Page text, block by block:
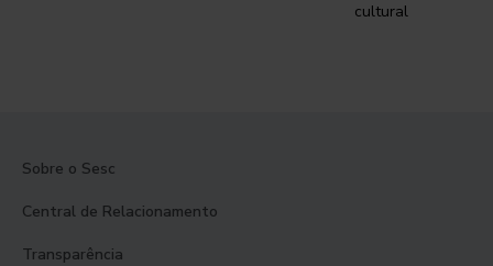
cultural
Sobre o Sesc
Central de Relacionamento
Transparência